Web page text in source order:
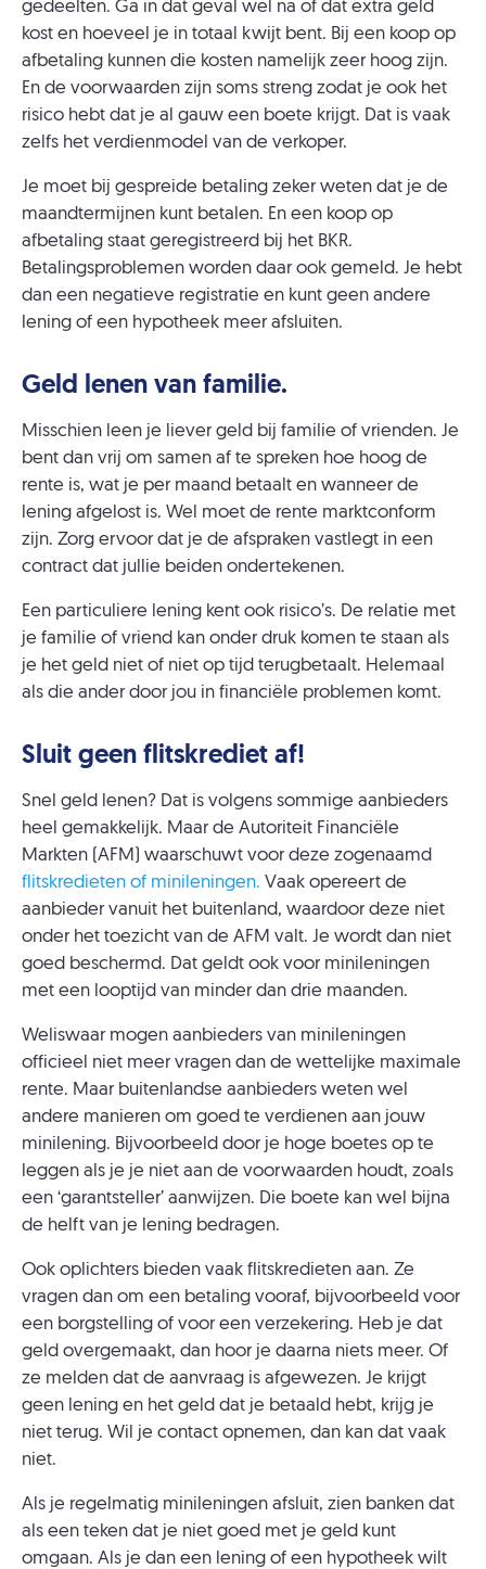
gedeelten. Ga in dat geval wel na of dat extra geld
kost en hoeveel je in totaal kwijt bent. Bij een koop op
afbetaling kunnen die kosten namelijk zeer hoog zijn.
En de voorwaarden zijn soms streng zodat je ook het
risico hebt dat je al gauw een boete krijgt. Dat is vaak
zelfs het verdienmodel van de verkoper.
Je moet bij gespreide betaling zeker weten dat je de
maandtermijnen kunt betalen. En een koop op
afbetaling staat geregistreerd bij het BKR.
Betalingsproblemen worden daar ook gemeld. Je hebt
dan een negatieve registratie en kunt geen andere
lening of een hypotheek meer afsluiten.
Geld lenen van familie.
Misschien leen je liever geld bij familie of vrienden. Je
bent dan vrij om samen af te spreken hoe hoog de
rente is, wat je per maand betaalt en wanneer de
lening afgelost is. Wel moet de rente marktconform
zijn. Zorg ervoor dat je de afspraken vastlegt in een
contract dat jullie beiden ondertekenen.
Een particuliere lening kent ook risico’s. De relatie met
je familie of vriend kan onder druk komen te staan als
je het geld niet of niet op tijd terugbetaalt. Helemaal
als die ander door jou in financiële problemen komt.
Sluit geen flitskrediet af!
Snel geld lenen? Dat is volgens sommige aanbieders
heel gemakkelijk. Maar de Autoriteit Financiële
Markten (AFM) waarschuwt voor deze zogenaamd
flitskredieten of minileningen. Vaak opereert de
aanbieder vanuit het buitenland, waardoor deze niet
onder het toezicht van de AFM valt. Je wordt dan niet
goed beschermd. Dat geldt ook voor minileningen
met een looptijd van minder dan drie maanden.
Weliswaar mogen aanbieders van minileningen
officieel niet meer vragen dan de wettelijke maximale
rente. Maar buitenlandse aanbieders weten wel
andere manieren om goed te verdienen aan jouw
minilening. Bijvoorbeeld door je hoge boetes op te
leggen als je je niet aan de voorwaarden houdt, zoals
een ‘garantsteller’ aanwijzen. Die boete kan wel bijna
de helft van je lening bedragen.
Ook oplichters bieden vaak flitskredieten aan. Ze
vragen dan om een betaling vooraf, bijvoorbeeld voor
een borgstelling of voor een verzekering. Heb je dat
geld overgemaakt, dan hoor je daarna niets meer. Of
ze melden dat de aanvraag is afgewezen. Je krijgt
geen lening en het geld dat je betaald hebt, krijg je
niet terug. Wil je contact opnemen, dan kan dat vaak
niet.
Als je regelmatig minileningen afsluit, zien banken dat
als een teken dat je niet goed met je geld kunt
omgaan. Als je dan een lening of een hypotheek wilt